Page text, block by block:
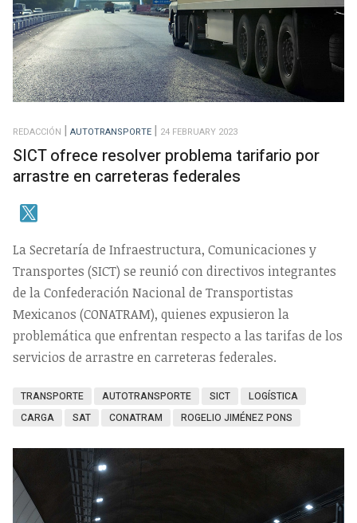
REDACCIÓN AUTOTRANSPORTE 24 FEBRUARY 2023
SICT ofrece resolver problema tarifario por
arrastre en carreteras federales
La Secretaría de Infraestructura, Comunicaciones y
Transportes (SICT) se reunió con directivos integrantes
de la Confederación Nacional de Transportistas
Mexicanos (CONATRAM), quienes expusieron la
problemática que enfrentan respecto a las tarifas de los
servicios de arrastre en carreteras federales.
TRANSPORTE AUTOTRANSPORTE SICT
LOGÍSTICA
CARGA
SAT CONATRAM ROGELIO JIMÉNEZ PONS